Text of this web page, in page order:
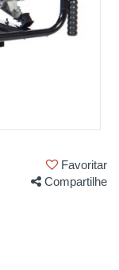
Favoritar
Compartilhe